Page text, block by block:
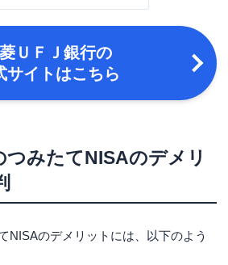
ＵＦＪ銀行の
サイトはこちら
つみたてNISAのデメリ
NISAのデメリットには、以下のよう